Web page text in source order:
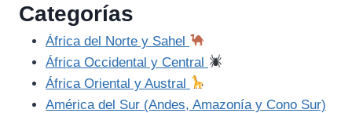
Categorías
África del Norte y Sahel
África Occidental y Central
África Oriental y Austral
América del Sur (Andes, Amazonía y Cono Sur)